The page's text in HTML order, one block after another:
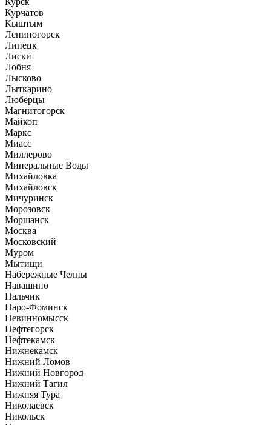
Курчатов
Кыштым
Лениногорск
Липецк
Лиски
Лобня
Лысково
Лыткарино
Люберцы
Магнитогорск
Майкоп
Маркс
Миасс
Миллерово
Минеральные Воды
Михайловка
Михайловск
Мичуринск
Морозовск
Моршанск
Москва
Московский
Муром
Мытищи
Набережные Челны
Навашино
Нальчик
Наро-Фоминск
Невинномысск
Нефтегорск
Нефтекамск
Нижнекамск
Нижний Ломов
Нижний Новгород
Нижний Тагил
Нижняя Тура
Николаевск
Никольск